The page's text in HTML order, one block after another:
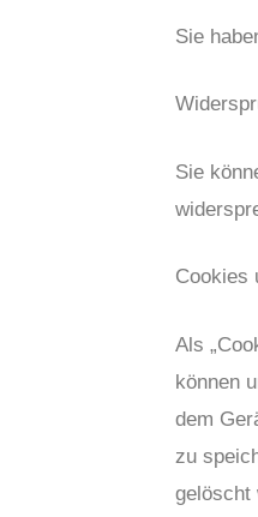
Sie
Sie
Cookies
Als
können
dem
zu
gelöscht